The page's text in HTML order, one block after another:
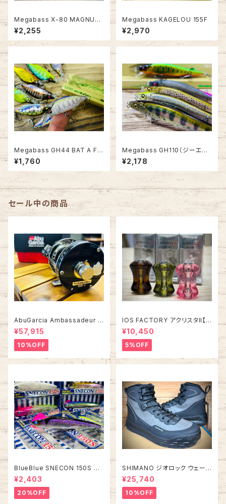
Megabass X-80 MAGNUM
/ X-80 MAGNUM+1【UOYA
極上カラー #CRYSTAL SHAD
Ⅱ】
¥2,255
Megabass KAGELOU 155F
¥2,970
Megabass GH44 BAT A FR
Y -バタフライ-
¥1,760
Megabass GH110（ジーエイ
チ・ワンテン）
¥2,178
セール中の商品
AbuGarcia Ambassadeur 5
500C/5501C FACTORY TU
NED アンバサダー ファクトリー
チューン
¥57,915
10%OFF
IOS FACTORY アクリスタII【タ
イプA】
¥10,450
5%OFF
BlueBlue SNECON 150S ス
ネコン 150S
¥2,403
20%OFF
SHIMANO ジオロック ウェーデ
ィングシューズ カットピンフェル
ト FS-284Z【2026年オスス
メ！】
¥25,740
10%OFF